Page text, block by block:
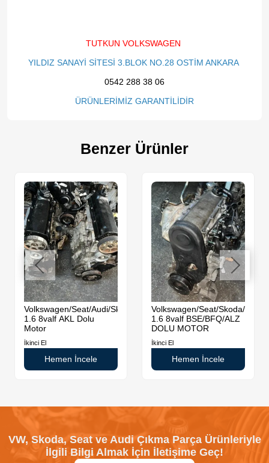
TUTKUN VOLKSWAGEN
YILDIZ SANAYİ SİTESİ 3.BLOK NO.28 OSTİM ANKARA
0542 288 38 06
ÜRÜNLERİMİZ GARANTİLİDİR
Benzer Ürünler
Volkswagen/Seat/Audi/Skoda
1.6 8valf AKL Dolu
Motor
İkinci El
Hemen İncele
Volkswagen/Seat/Skoda/Audi
1.6 8valf BSE/BFQ/ALZ
DOLU MOTOR
İkinci El
Hemen İncele
VW, Skoda, Seat ve Audi Çıkma Parça Ürünleriyle
İlgili Bilgi Almak İçin İletişime Geç!